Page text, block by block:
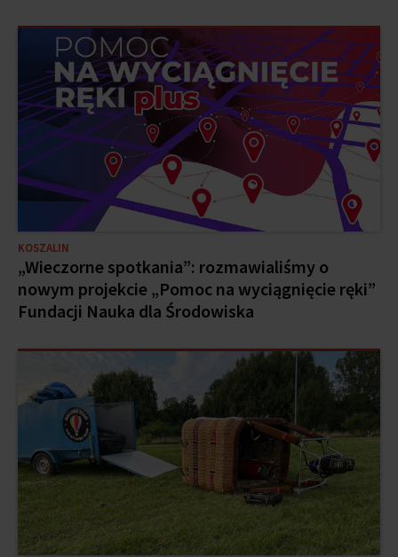
KOSZALIN
„Wieczorne spotkania”: rozmawialiśmy o
nowym projekcie „Pomoc na wyciągnięcie ręki”
Fundacji Nauka dla Środowiska